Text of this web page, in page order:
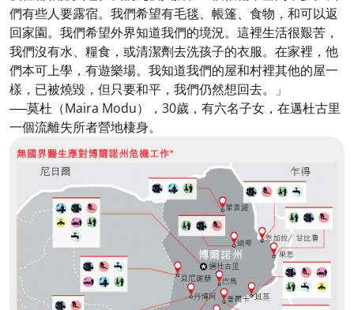
們有些人要露宿。我們希望有毛毯、帳篷、食物，和可以返
回家園。我們希望外界知道我們的境況。這裡生活很艱苦，
我們沒有水、糧食，或清潔劑去洗孩子的衣服。在家裡，他
們本可上學，有遊樂場。我知道我們的屋和村裡其他的屋一
樣，已被燒毀，但只要和平，我們仍然想回去。」
──莫杜（Maira Modu），30歲，有六名子女，在邁杜古里
一個流離失所者營地棲身。